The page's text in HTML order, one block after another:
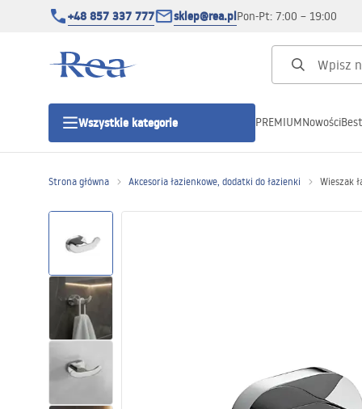
+48 857 337 777 sklep@rea.plPon-Pt: 7:00 – 19:00
Wszystkie kategorie
Kategorie produktowe
Kabiny prysznicowe
Toalety, ubikacje
PREMIUMNowości
Strona główna Akcesoria łazienkowe, dodatki do łazienki Wieszak